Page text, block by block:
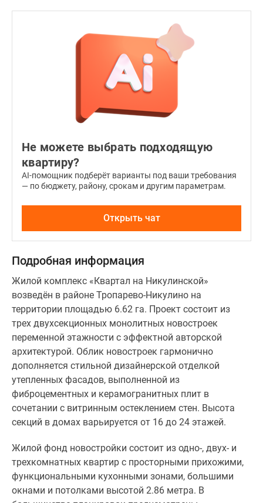
«трешках»
дополнительные
78.25
квадратных
метров.
Базовая
включает
установленные
входные
двери,
современные
отопительные
радиаторы
с
персональными
регуляторами
температуры,
декоративные
для
кондиционеров,
бытовые
приборы
Не можете выбрать подходящую
квартиру?
AI-помощник подберёт варианты под ваши требования
— по бюджету, району, срокам и другим параметрам.
Открыть чат
Подробная информация
Жилой комплекс «Квартал на Никулинской»
возведён в районе Тропарево-Никулино на
территории площадью 6.62 га. Проект состоит из
трех двухсекционных монолитных новостроек
переменной этажности с эффектной авторской
архитектурой. Облик новостроек гармонично
дополняется стильной дизайнерской отделкой
утепленных фасадов, выполненной из
фиброцементных и керамогранитных плит в
сочетании с витринным остеклением стен. Высота
секций в домах варьируется от 16 до 24 этажей.
Жилой фонд новостройки состоит из одно-, двух- и
трехкомнатных квартир с просторными прихожими,
функциональными кухонными зонами, большими
окнами и потолками высотой 2.86 метра. В